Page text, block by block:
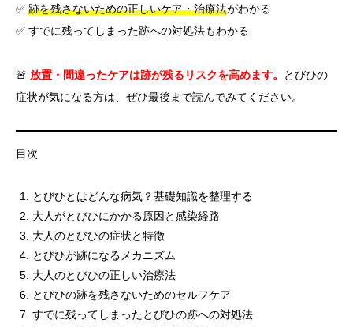
✅ 跡を残さないための正しいケア・治療法がわかる
✅ すでに残ってしまった跡への対処法もわかる
🚨 放置・間違ったケアは跡が残るリスクを高めます。
とびひの
症状が気になる方は、ぜひ最後まで読んでみてください。
目次
とびひとはどんな病気？基礎知識を整理する
大人がとびひにかかる原因と感染経路
大人のとびひの症状と特徴
とびひが跡になるメカニズム
大人のとびひの正しい治療法
とびひの跡を残さないためのセルフケア
すでに残ってしまったとびひの跡への対処法